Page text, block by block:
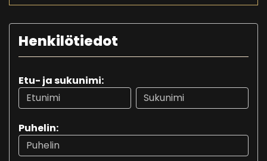
Henkilötiedot
Etu- ja sukunimi:
Puhelin: